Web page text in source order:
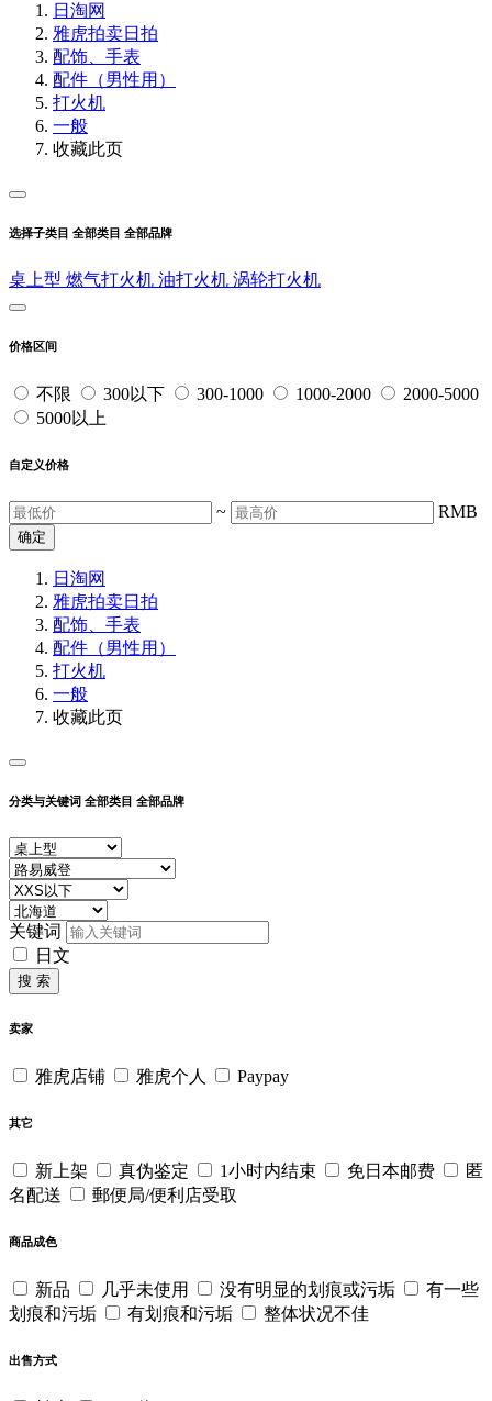
日淘网
雅虎拍卖日拍
配饰、手表
配件（男性用）
打火机
一般
收藏此页
选择子类目 全部类目 全部品牌
桌上型 燃气打火机 油打火机 涡轮打火机
价格区间
不限 300以下 300-1000 1000-2000
2000-5000
5000以上
自定义价格
~ RMB
确定
日淘网
雅虎拍卖日拍
配饰、手表
配件（男性用）
打火机
一般
收藏此页
分类与关键词 全部类目 全部品牌
关键词
日文
搜 索
卖家
雅虎店铺 雅虎个人 Paypay
其它
新上架 真伪鉴定 1小时内结束 免日本邮费
匿
名配送
郵便局/便利店受取
商品成色
新品 几乎未使用 没有明显的划痕或污垢
有一些
划痕和污垢
有划痕和污垢 整体状况不佳
出售方式